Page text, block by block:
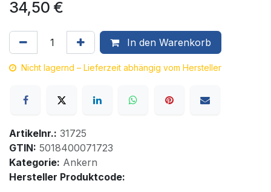
34,50 €
In den Warenkorb
Nicht lagernd – Lieferzeit abhängig vom Hersteller
Artikelnr.: 31725
GTIN: 5018400071723
Kategorie: Ankern
Hersteller Produktcode: